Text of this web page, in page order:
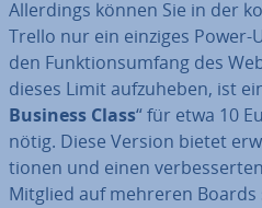
Al­ler­dings können Sie in der
Trello nur ein einziges
den Funk­ti­ons­um­fang des
dieses Limit auf­zu­he­ben, ist
Business Class“ für etwa 10
nötig. Diese Version bietet
tio­nen und einen
Mitglied auf mehreren Boards